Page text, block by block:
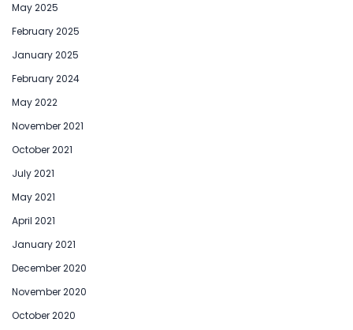
May 2025
February 2025
January 2025
February 2024
May 2022
November 2021
October 2021
July 2021
May 2021
April 2021
January 2021
December 2020
November 2020
October 2020